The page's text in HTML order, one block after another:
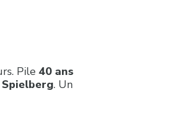
Pile 40 ans
. Un